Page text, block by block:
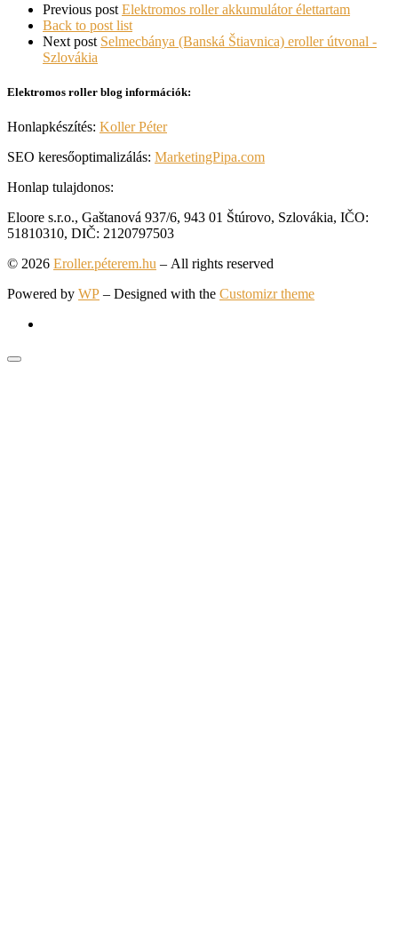
Previous post Elektromos roller akkumulátor élettartam
Back to post list
Next post Selmecbánya (Banská Štiavnica) eroller útvonal -
Szlovákia
Elektromos roller blog információk:
Honlapkészítés: Koller Péter
SEO keresőoptimalizálás: MarketingPipa.com
Honlap tulajdonos:
Eloore s.r.o., Gaštanová 937/6, 943 01 Štúrovo, Szlovákia, IČO:
51810310, DIČ: 2120797503
© 2026 Eroller.péterem.hu – All rights reserved
Powered by WP – Designed with the Customizr theme